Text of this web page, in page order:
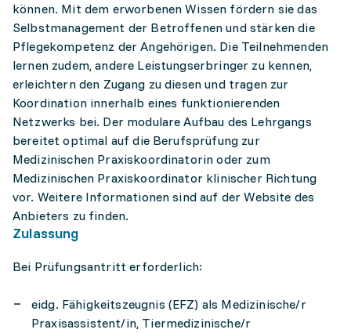
können. Mit dem erworbenen Wissen fördern sie das
Selbstmanagement der Betroffenen und stärken die
Pflegekompetenz der Angehörigen. Die Teilnehmenden
lernen zudem, andere Leistungserbringer zu kennen,
erleichtern den Zugang zu diesen und tragen zur
Koordination innerhalb eines funktionierenden
Netzwerks bei. Der modulare Aufbau des Lehrgangs
bereitet optimal auf die Berufsprüfung zur
Medizinischen Praxiskoordinatorin oder zum
Medizinischen Praxiskoordinator klinischer Richtung
vor. Weitere Informationen sind auf der Website des
Anbieters zu finden.
Zulassung
Bei Prüfungsantritt erforderlich:
eidg. Fähigkeitszeugnis (EFZ) als Medizinische/r
Praxisassistent/in, Tiermedizinische/r